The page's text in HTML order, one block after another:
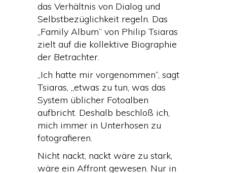
das Verhältnis von Dialog und
Selbstbezüglichkeit regeln. Das
„Family Album” von Philip Tsiaras
zielt auf die kollektive Biographie
der Betrachter.
„Ich hatte mir vorgenommen”, sagt
Tsiaras, „etwas zu tun, was das
System üblicher Fotoalben
aufbricht. Deshalb beschloß ich,
mich immer in Unterhosen zu
fotografieren.
Nicht nackt, nackt wäre zu stark,
wäre ein Affront gewesen. Nur in